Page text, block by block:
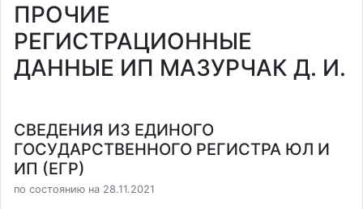
ПРОЧИЕ
РЕГИСТРАЦИОННЫЕ
ДАННЫЕ ИП МАЗУРЧАК Д. И.
СВЕДЕНИЯ ИЗ ЕДИНОГО
ГОСУДАРСТВЕННОГО РЕГИСТРА ЮЛ И
ИП (ЕГР)
по состоянию на 28.11.2021